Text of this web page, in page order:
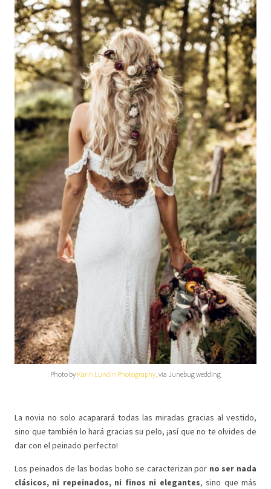
Photo by Karin Lundin Photography, via Junebug wedding
La novia no solo acaparará todas las miradas gracias al vestido,
sino que también lo hará gracias su pelo, ¡así que no te olvides de
dar con el peinado perfecto!
Los peinados de las bodas boho se caracterizan por no ser nada
clásicos, ni repeinados, ni finos ni elegantes, sino que más